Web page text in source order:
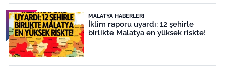
MALATYA HABERLERI
İklim raporu uyardı: 12 şehirle
birlikte Malatya en yüksek riskte!